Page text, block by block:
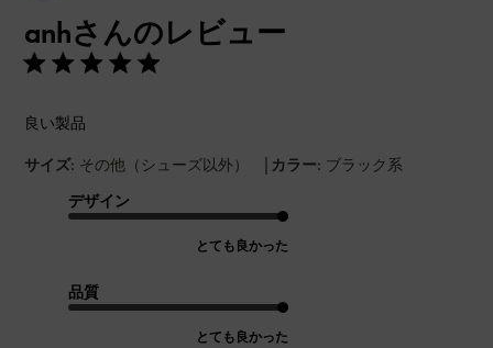
anhさんのレビュー
良い製品
サイズ: その他（シューズ以外） | カラー: ブラック系
デザイン
とても良かった
品質
とても良かった